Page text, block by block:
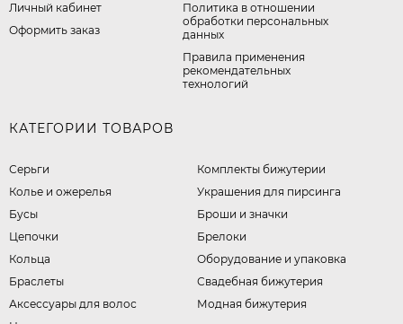
Личный кабинет
Оформить заказ
​Политика в отношении
обработки персональных
данных
Правила применения
рекомендательных
технологий
КАТЕГОРИИ ТОВАРОВ
Серьги
Колье и ожерелья
Бусы
Цепочки
Кольца
Браслеты
Аксессуары для волос
Комплекты бижутерии
Украшения для пирсинга
Броши и значки
Брелоки
Оборудование и упаковка
Свадебная бижутерия
Модная бижутерия